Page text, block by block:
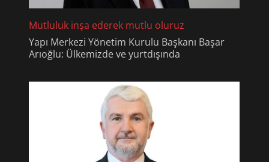
Mutluluk inşa ederek mutlu oluruz
Yapı Merkezi Yönetim Kurulu Başkanı Başar
Arıoğlu: Ülkemizde ve yurtdışında